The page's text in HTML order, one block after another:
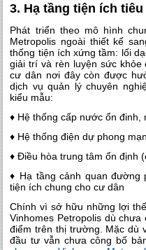
3. Hạ tầng tiện ích
Phát triển theo mô hình
Metropolis ngoài thiết kế
thống tiện ích xứng tầm: lối
giải trí và rèn luyện sức
cư dân nơi đây còn được
dịch vụ quản lý chuyên
kiểu mẫu:
♦ Hệ thống cấp nước ổn đinh,
♦ Hệ thống điện dự phong
♦ Điều hòa trung tâm ổn định
♦ Hạ tầng cảnh quan
tiện ích chung cho cư dân
Chính vì sở hữu những lợi
Vinhomes Petropolis dù
điểm trên thị trường. Mặc dù
đầu tư vẫn chưa công bố